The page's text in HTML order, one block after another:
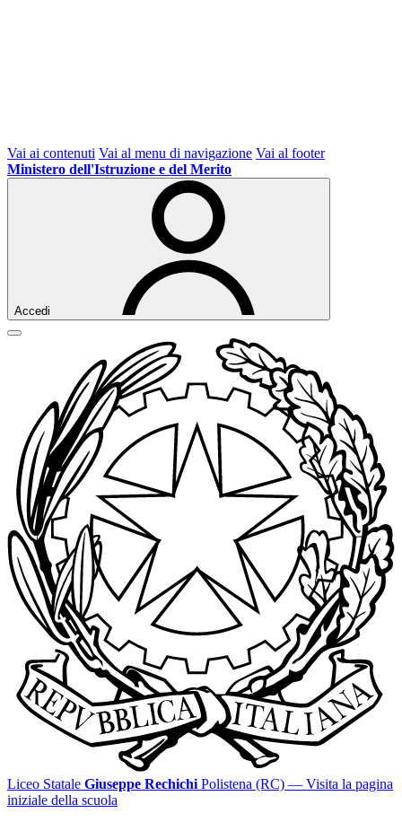
Vai ai contenuti Vai al menu di navigazione Vai al footer
Ministero dell'Istruzione e del Merito
Accedi
Liceo Statale Giuseppe Rechichi Polistena (RC) — Visita la pagina
iniziale della scuola